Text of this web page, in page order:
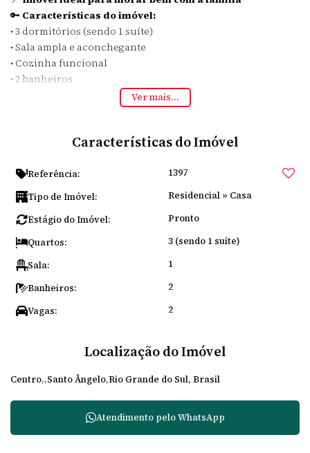
🔑 Características do imóvel:
• 3 dormitórios (sendo 1 suíte)
• Sala ampla e aconchegante
• Cozinha funcional
• 2 banheiros
• 2 vagas de garagem 🚗🚗
💡 Um imóvel completo, com ótima distribuição dos
📲 Entre em contato agora mesmo e agende uma visita!
Não perca essa oportunidade de comprar ou alugar o
imóvel ideal!
Ver mais...
Características do Imóvel
Referência: 1397
Tipo de Imóvel: Residencial » Casa
Estágio do Imóvel: Pronto
Quartos: 3 (sendo 1 suíte)
Sala: 1
Banheiros: 2
Vagas: 2
Localização do Imóvel
Centro Santo Ângelo Rio Grande do Sul, Brasil
Atendimento peloWhatsApp